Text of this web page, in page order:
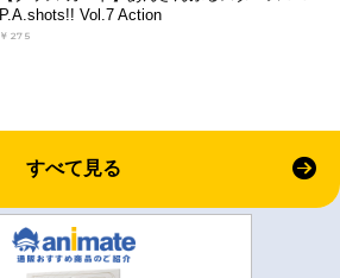
P.A.shots!! Vol.7 Action
￥275
すべて見る